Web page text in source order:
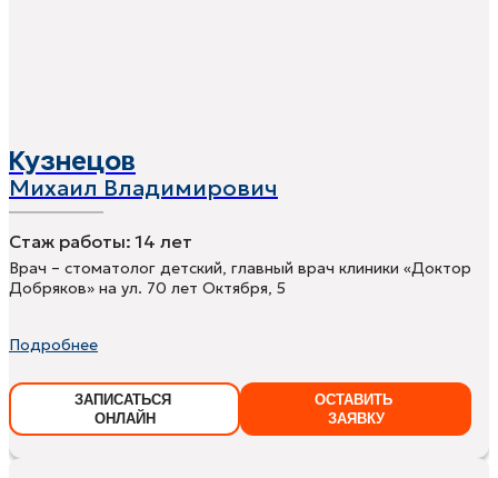
Кузнецов
Михаил Владимирович
Стаж работы: 14 лет
Врач – стоматолог детский, главный врач клиники «Доктор
Добряков» на ул. 70 лет Октября, 5
Подробнее
ЗАПИСАТЬСЯ
ОНЛАЙН
ОСТАВИТЬ
ЗАЯВКУ